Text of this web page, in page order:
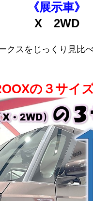
《展示車》
X 2WD
クスをじっくり見比
の３サイ